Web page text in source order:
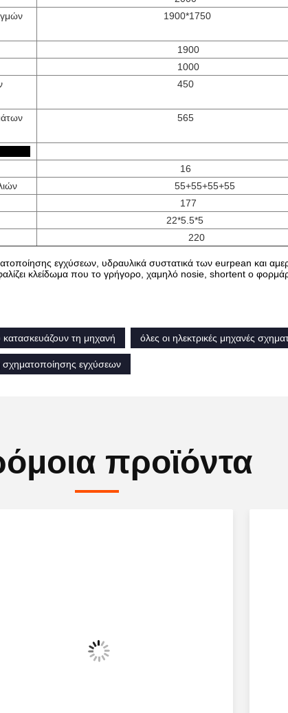
1900*1750
1900
1000
450
565
16
55+55+55+55
177
22*5.5*5
220
εγχύσεων, υδραυλικά συστατικά των eurpean και
κλείδωμα που το γρήγορο, χαμηλό nosie, shortent ο
τη μηχανή
όλες οι ηλεκτρικές μηχανές
εγχύσεων
προϊόντα